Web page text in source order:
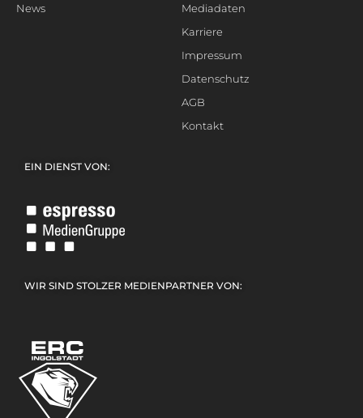
News
Mediadaten
Karriere
Impressum
Datenschutz
AGB
Kontakt
EIN DIENST VON:
WIR SIND STOLZER MEDIENPARTNER VON: